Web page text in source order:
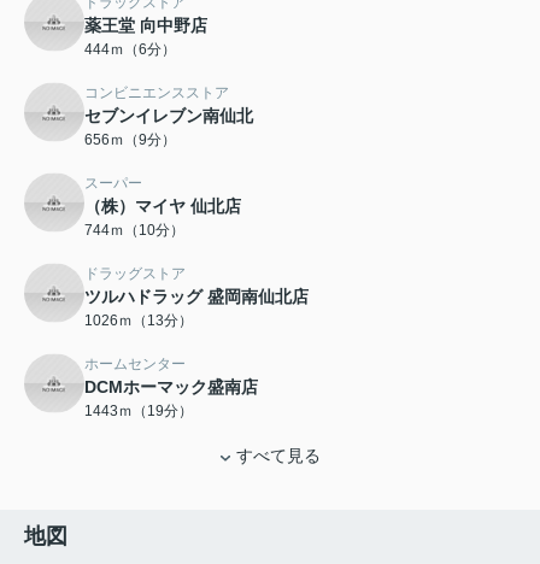
薬王堂 向中野店
444ｍ（6分）
コンビニエンスストア
セブンイレブン南仙北
656ｍ（9分）
スーパー
（株）マイヤ 仙北店
744ｍ（10分）
ドラッグストア
ツルハドラッグ 盛岡南仙北店
1026ｍ（13分）
ホームセンター
DCMホーマック盛南店
1443ｍ（19分）
すべて見る
地図